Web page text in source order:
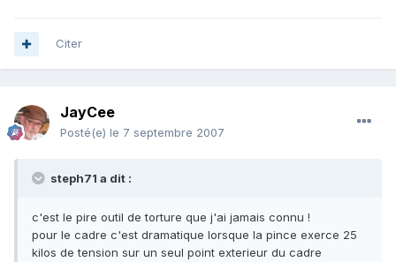
Citer
JayCee
Posté(e) le 7 septembre 2007
steph71 a dit :
c'est le pire outil de torture que j'ai jamais connu !
pour le cadre c'est dramatique lorsque la pince exerce 25
kilos de tension sur un seul point exterieur du cadre